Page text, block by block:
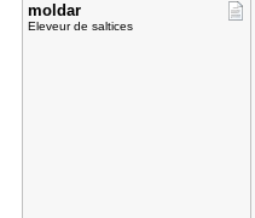
moldar
Eleveur de saltices